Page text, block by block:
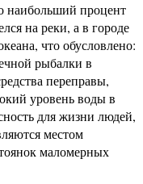
наибольший процент
на реки, а в городе
что обусловлено:
рыбалки в
переправы,
уровень воды в
для жизни людей,
местом
маломерных